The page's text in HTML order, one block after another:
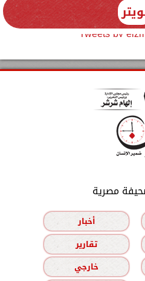
Tweets by
مصرية
أخبار
تقارير
خارجي